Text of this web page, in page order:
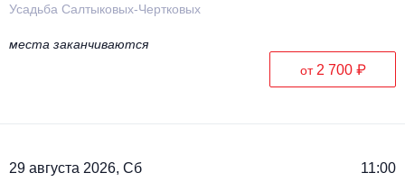
Усадьба Салтыковых-Чертковых
места заканчиваются
от 2 700 ₽
29 августа 2026, Сб 11:00